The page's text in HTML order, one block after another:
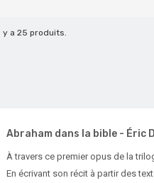
y a 25 produits.
Abraham dans la bible - Éric
À travers ce premier opus de la
En écrivant son récit à partir des